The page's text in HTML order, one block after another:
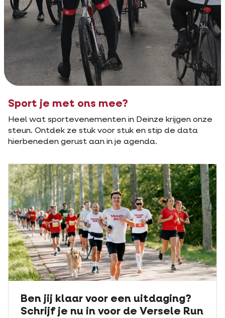
Sport je met ons mee?
Heel wat sportevenementen in Deinze krijgen onze
steun. Ontdek ze stuk voor stuk en stip de data
hierbeneden gerust aan in je agenda.
Ben jij klaar voor een uitdaging?
Schrijf je nu in voor de Versele Run